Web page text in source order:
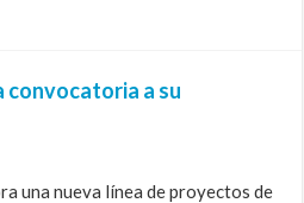
convocatoria a su
una nueva línea de proyectos de